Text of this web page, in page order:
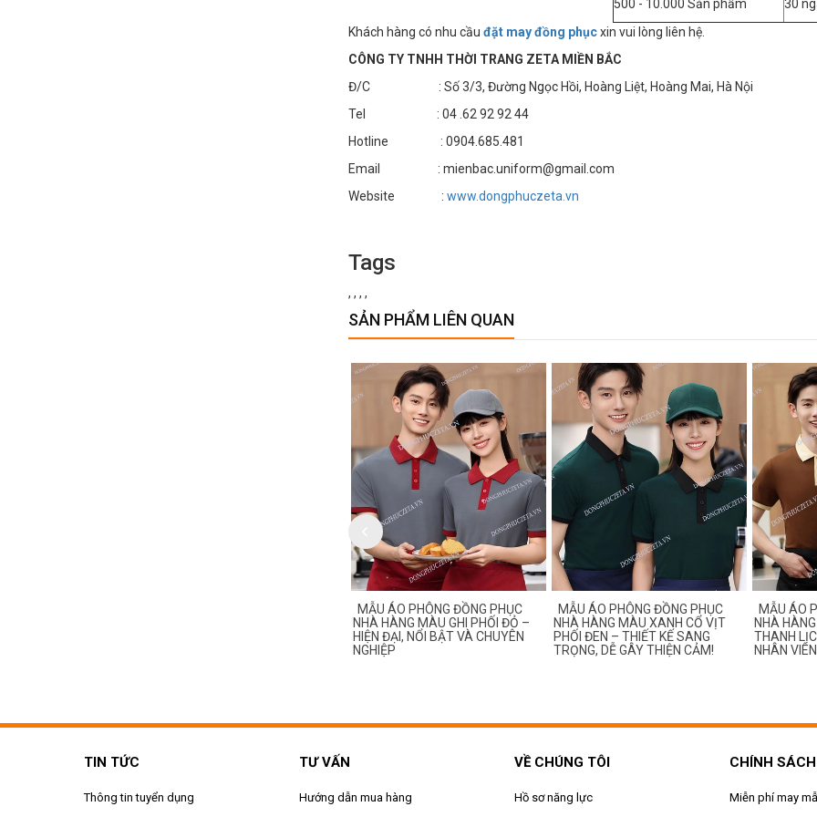
500 - 10.000 Sản phẩm
30
Khách hàng có nhu cầu đặt may đồng phụcxin vui lòng liên hệ.
CÔNG TY TNHH THỜI TRANG ZETA MIỀN BẮC
Đ/C : Số 3/3, Đường Ngọc Hồi, Hoàng Liệt, Hoàng Mai, Hà Nội
Tel : 04 .62 92 92 44
Hotline : 0904.685.481
Email : mienbac.uniform@gmail.com
Website : www.dongphuczeta.vn
Tags
, , , ,
SẢN PHẨM LIÊN QUAN
MẪU ÁO PHÔNG ĐỒNG PHỤC
NHÀ HÀNG MÀU GHI PHỐI ĐỎ –
HIỆN ĐẠI, NỔI BẬT VÀ CHUYÊN
NGHIỆP
MẪU ÁO PHÔNG ĐỒNG PHỤC
NHÀ HÀNG MÀU XANH CỔ VỊT
PHỐI ĐEN – THIẾT KẾ SANG
TRỌNG, DỄ GÂY THIỆN CẢM!
MẪU ÁO
NHÀ
THANH
NHÂN
TIN TỨC
Thông tin tuyển dụng
TƯ VẤN
Hướng dẫn mua hàng
VỀ CHÚNG TÔI
Hồ sơ năng lực
CHÍNH SÁCH
Miễn phí may